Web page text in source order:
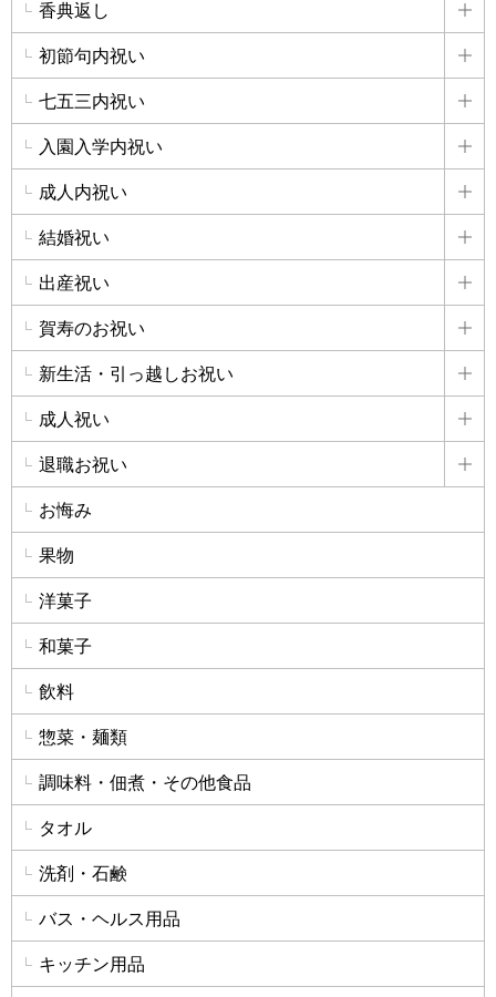
香典返し
詳
初節句内祝い
詳
七五三内祝い
詳
入園入学内祝い
詳
成人内祝い
詳
結婚祝い
詳
出産祝い
詳
賀寿のお祝い
詳
新生活・引っ越しお祝い
詳
成人祝い
詳
退職お祝い
詳
お悔み
果物
洋菓子
和菓子
飲料
惣菜・麺類
調味料・佃煮・その他食品
タオル
洗剤・石鹸
バス・ヘルス用品
キッチン用品